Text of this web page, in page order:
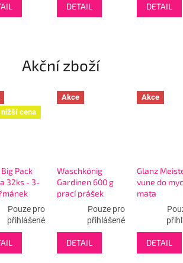
DETAIL DETAIL
Akční zboží
nižší cena
Big Pack
32ks - 3-
papír
Pouze pro
přihlášené
Akce
Waschkönig
Gardinen 600 g
prací prášek
Pouze pro
přihlášené
DETAIL
Akce
Glanz
vune do
mata
DETAIL